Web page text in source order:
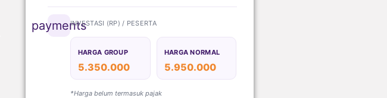
paymentsINVESTASI (RP) / PESERTA
HARGA GROUP
5.350.000
HARGA NORMAL
5.950.000
*Harga belum termasuk pajak